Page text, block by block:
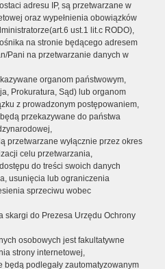
adresu IP, są przetwarzane w
oraz wypełnienia obowiązków
ust.1 lit.c RODO),
na stronie będącego adresem
Pani na przetwarzanie danych w
organom państwowym,
Prokuratura, Sąd) lub organom
z prowadzonym postępowaniem,
przekazywane do państwa
przetwarzane wyłącznie przez okres
celu przetwarzania,
do treści swoich danych
usunięcia lub ograniczenia
sprzeciwu wobec
skargi do Prezesa Urzędu Ochrony
osobowych jest fakultatywne
strony internetowej,
podlegały zautomatyzowanym